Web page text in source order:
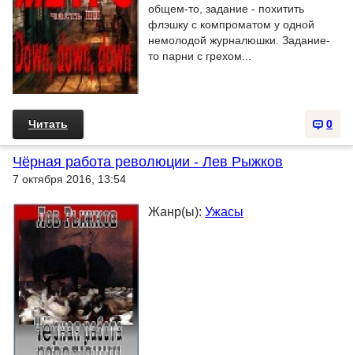
общем-то, задание - похитить
флэшку с компроматом у одной
немолодой журналюшки. Задание-
то парни с грехом...
0
Читать
Чёрная работа революции - Лев Рыжков
7 октября 2016, 13:54
Жанр(ы): Ужасы